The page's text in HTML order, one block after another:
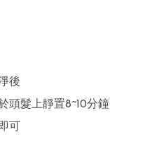
後
頭髮上靜置8~10分鐘
可